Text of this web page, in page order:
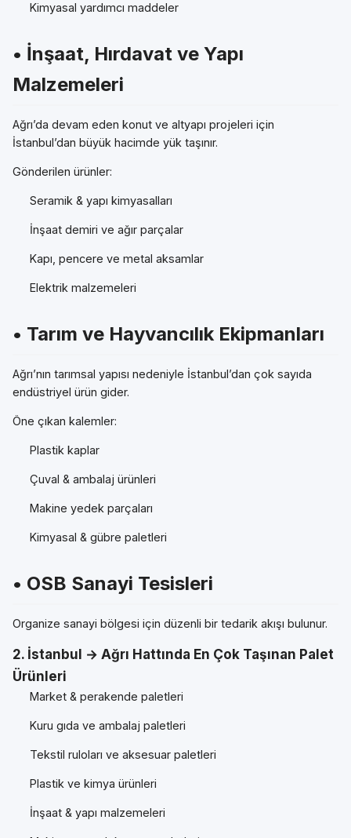
Kimyasal yardımcı maddeler
• İnşaat, Hırdavat ve Yapı
Malzemeleri
Ağrı’da devam eden konut ve altyapı projeleri için
İstanbul’dan büyük hacimde yük taşınır.
Gönderilen ürünler:
Seramik & yapı kimyasalları
İnşaat demiri ve ağır parçalar
Kapı, pencere ve metal aksamlar
Elektrik malzemeleri
• Tarım ve Hayvancılık Ekipmanları
Ağrı’nın tarımsal yapısı nedeniyle İstanbul’dan çok sayıda
endüstriyel ürün gider.
Öne çıkan kalemler:
Plastik kaplar
Çuval & ambalaj ürünleri
Makine yedek parçaları
Kimyasal & gübre paletleri
• OSB Sanayi Tesisleri
Organize sanayi bölgesi için düzenli bir tedarik akışı bulunur.
2. İstanbul → Ağrı Hattında En Çok Taşınan Palet
Ürünleri
Market & perakende paletleri
Kuru gıda ve ambalaj paletleri
Tekstil ruloları ve aksesuar paletleri
Plastik ve kimya ürünleri
İnşaat & yapı malzemeleri